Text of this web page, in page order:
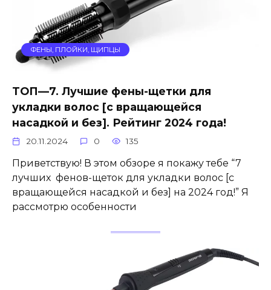
ФЕНЫ, ПЛОЙКИ, ЩИПЦЫ
ТОП—7. Лучшие фены-щетки для
укладки волос [с вращающейся
насадкой и без]. Рейтинг 2024 года!
20.11.2024 0 135
Приветствую! В этом обзоре я покажу тебе “7
лучших фенов-щеток для укладки волос [с
вращающейся насадкой и без] на 2024 год!” Я
рассмотрю особенности